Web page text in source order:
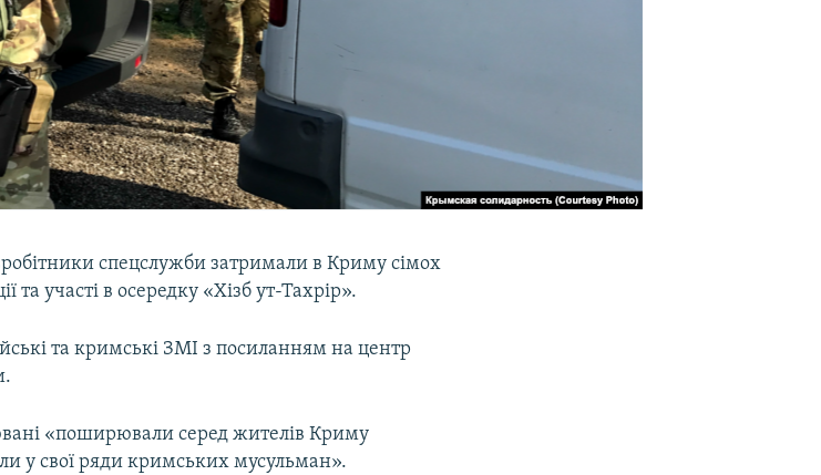
спецслужби затримали в Криму сімох
та участі в осередку «Хізб ут-Тахрір».
та кримські ЗМІ з посиланням на центр
«поширювали серед жителів Криму
у свої ряди кримських мусульман».